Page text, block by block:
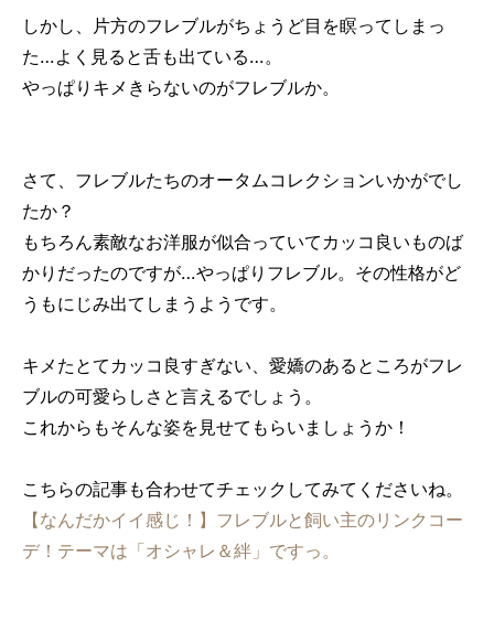
しかし、片方のフレブルがちょうど目を瞑ってしまっ
た…よく見ると舌も出ている…。
やっぱりキメきらないのがフレブルか。
さて、フレブルたちのオータムコレクションいかがでし
たか？
もちろん素敵なお洋服が似合っていてカッコ良いものば
かりだったのですが…やっぱりフレブル。その性格がど
うもにじみ出てしまうようです。
キメたとてカッコ良すぎない、愛嬌のあるところがフレ
ブルの可愛らしさと言えるでしょう。
これからもそんな姿を見せてもらいましょうか！
こちらの記事も合わせてチェックしてみてくださいね。
【なんだかイイ感じ！】フレブルと飼い主のリンクコー
デ！テーマは「オシャレ＆絆」ですっ。